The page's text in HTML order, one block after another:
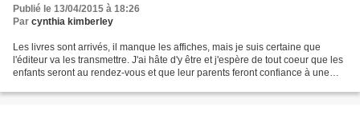
Publié le 13/04/2015 à 18:26
Par cynthia kimberley
Les livres sont arrivés, il manque les affiches, mais je suis certaine que
l'éditeur va les transmettre. J'ai hâte d'y être et j'espère de tout coeur que les
enfants seront au rendez-vous et que leur parents feront confiance à une